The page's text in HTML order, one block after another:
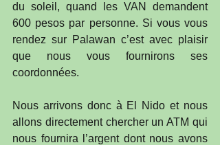
du soleil, quand les VAN demandent
600 pesos par personne. Si vous vous
rendez sur Palawan c’est avec plaisir
que nous vous fournirons ses
coordonnées.
Nous arrivons donc à El Nido et nous
allons directement chercher un ATM qui
nous fournira l’argent dont nous avons